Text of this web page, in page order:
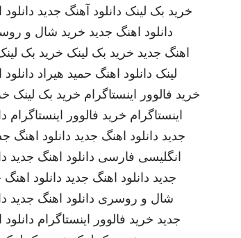
خرید بک لینک دانلود آهنگ جدید
دانلود اهنگ جدید خرید شال و
اهنگ جدید خرید بک لینک خرید بک
لینک دانلود اهنگ حمید هیراد
خرید فالوور اینستاگرام خرید بک لینک
اینستاگرام خرید فالوور اینستاگرام
جدید دانلود اهنگ جدید دانلود اهنگ
انگلیسی فارسی دانلود اهنگ جدید
جدید دانلود اهنگ جدید دانلود اهنگ
شال و روسری دانلود اهنگ جدید
جدید خرید فالوور اینستاگرام